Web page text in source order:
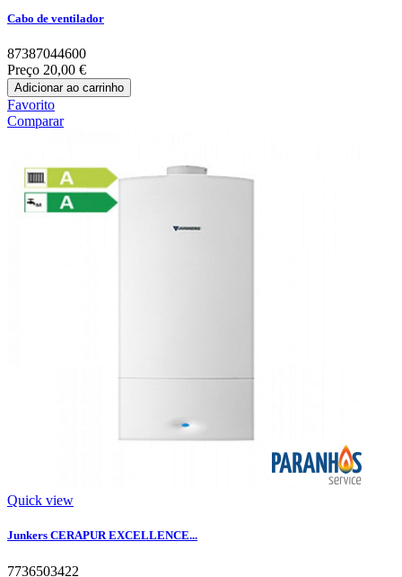
Cabo de ventilador
87387044600
Preço 20,00 €
Adicionar ao carrinho
Favorito
Comparar
Quick view
Junkers CERAPUR EXCELLENCE...
7736503422